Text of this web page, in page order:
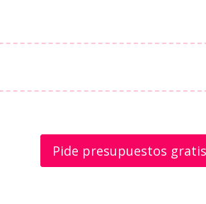
Pide presupuestos gratis